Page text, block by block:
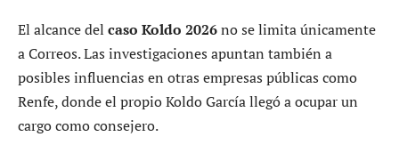
El alcance del caso Koldo 2026no se limita únicamente
a Correos. Las investigaciones apuntan también a
posibles influencias en otras empresas públicas como
Renfe, donde el propio Koldo García llegó a ocupar un
cargo como consejero.